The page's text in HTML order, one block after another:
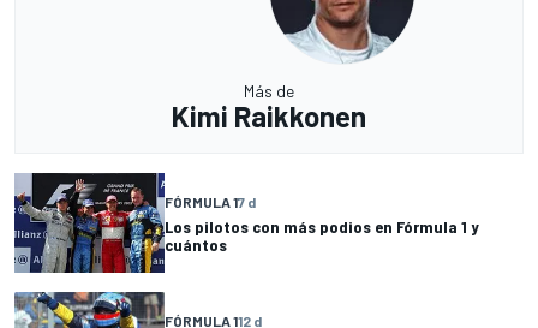
Más de
Kimi Raikkonen
FÓRMULA 17 d
Los pilotos con más podios en Fórmula 1 y
cuántos
FÓRMULA 112 d